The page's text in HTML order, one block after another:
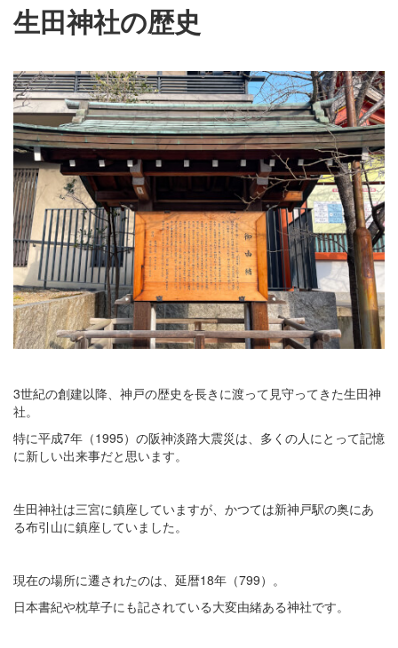
生田神社の歴史
3世紀の創建以降、神戸の歴史を長きに渡って見守ってきた生田神
社。
特に平成7年（1995）の阪神淡路大震災は、多くの人にとって記憶
に新しい出来事だと思います。
生田神社は三宮に鎮座していますが、かつては新神戸駅の奥にあ
る布引山に鎮座していました。
現在の場所に遷されたのは、延暦18年（799）。
日本書紀や枕草子にも記されている大変由緒ある神社です。